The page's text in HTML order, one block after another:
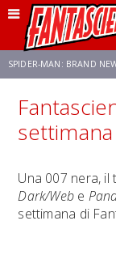
SPIDER-MAN: BRAND
FRANCO RICCIARDIELLO
Una 007 nera,
Dark/Web e
settimana di